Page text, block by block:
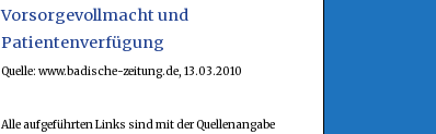
Vorsorgevollmacht und
Patientenverfügung
Quelle: www.badische-zeitung.de, 13.03.2010
Alle aufgeführten Links sind mit der Quellenangabe